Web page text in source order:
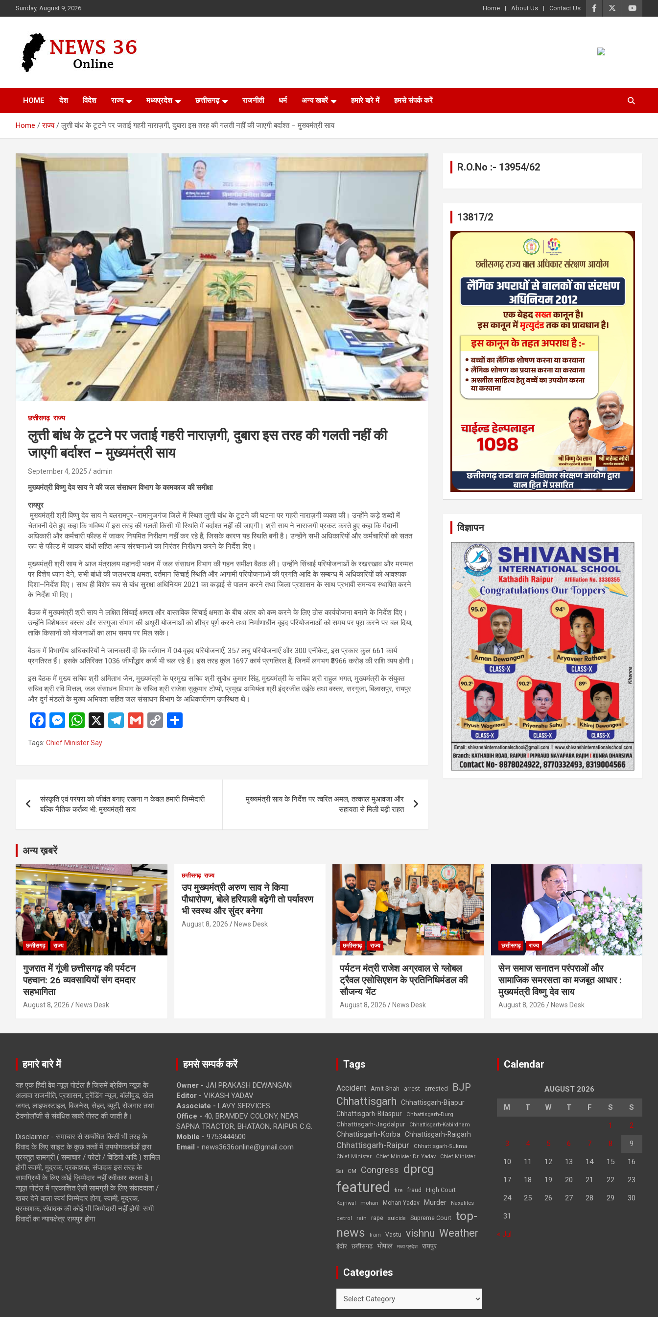
to
Sunday, August 9, 2026 Home About Us Contact Us
News 36
HOME देश विदेश राज्य मध्यप्रदेश छत्तीसगढ़ राजनीती धर्म अन्य खबरें हमारे बारे में हमसे संपर्क करें
Home राज्य लुत्ती बांध के टूटने पर जताई गहरी नाराज़गी, दुबारा इस तरह की गलती नहीं की जाएगी बर्दाश्त – मुख्यमंत्री साय
छत्तीसगढ़ राज्य
लुत्ती बांध के टूटने पर जताई गहरी नाराज़गी, दुबारा इस तरह की गलती नहीं की
जाएगी बर्दाश्त – मुख्यमंत्री साय
September 4, 2025 admin
मुख्यमंत्री विष्णु देव साय ने की जल संसाधन विभाग के कामकाज की समीक्षा
रायपुर
मुख्यमंत्री श्री विष्णु देव साय ने बलरामपुर–रामानुजगंज जिले में स्थित लुत्ती बांध के टूटने की घटना पर गहरी नाराज़गी व्यक्त की। उन्होंने कड़े शब्दों में
चेतावनी देते हुए कहा कि भविष्य में इस तरह की गलती किसी भी स्थिति में बर्दाश्त नहीं की जाएगी। श्री साय ने नाराजगी प्रकट करते हुए कहा कि मैदानी
अधिकारी और कर्मचारी फील्ड में जाकर नियमित निरीक्षण नहीं कर रहे हैं, जिसके कारण यह स्थिति बनी है। उन्होंने सभी अधिकारियों और कर्मचारियों को सतत
रूप से फील्ड में जाकर बांधों सहित अन्य संरचनाओं का निरंतर निरीक्षण करने के निर्देश दिए।
मुख्यमंत्री श्री साय ने आज मंत्रालय महानदी भवन में जल संसाधन विभाग की गहन समीक्षा बैठक ली। उन्होंने सिंचाई परियोजनाओं के रखरखाव और मरम्मत
पर विशेष ध्यान देने, सभी बांधों की जलभराव क्षमता, वर्तमान सिंचाई स्थिति और आगामी परियोजनाओं की प्रगति आदि के सम्बन्ध में अधिकारियों को आवश्यक
दिशा–निर्देश दिए। साथ ही विशेष रूप से बांध सुरक्षा अधिनियम 2021 का कड़ाई से पालन करने तथा जिला प्रशासन के साथ प्रभावी समन्वय स्थापित करने
के निर्देश भी दिए।
बैठक में मुख्यमंत्री श्री साय ने लक्षित सिंचाई क्षमता और वास्तविक सिंचाई क्षमता के बीच अंतर को कम करने के लिए ठोस कार्ययोजना बनाने के निर्देश दिए।
उन्होंने विशेषकर बस्तर और सरगुजा संभाग की अधूरी योजनाओं को शीघ्र पूर्ण करने तथा निर्माणाधीन वृहद परियोजनाओं को समय पर पूरा करने पर बल दिया,
ताकि किसानों को योजनाओं का लाभ समय पर मिल सके।
बैठक में विभागीय अधिकारियों ने जानकारी दी कि वर्तमान में 04 वृहद परियोजनाएँ, 357 लघु परियोजनाएँ और 300 एनीकेट, इस प्रकार कुल 661 कार्य
प्रगतिरत हैं। इसके अतिरिक्त 1036 जीर्णोद्धार कार्य भी चल रहे हैं। इस तरह कुल 1697 कार्य प्रगतिरत हैं, जिनमें लगभग ₹8966 करोड़ की राशि व्यय होगी।
इस बैठक में मुख्य सचिव श्री अमिताभ जैन, मुख्यमंत्री के प्रमुख सचिव श्री सुबोध कुमार सिंह, मुख्यमंत्री के सचिव श्री राहुल भगत, मुख्यमंत्री के संयुक्त
सचिव श्री रवि मित्तल, जल संसाधन विभाग के सचिव श्री राजेश सुकुमार टोप्पो, प्रमुख अभियंता श्री इंद्रजीत उईके तथा बस्तर, सरगुजा, बिलासपुर, रायपुर
और दुर्ग मंडलों के मुख्य अभियंता सहित जल संसाधन विभाग के अधिकारीगण उपस्थित थे।
F
a
ce
b
o
k
M
es
se
n
er
W
h
at
s
p
p
X
T
gr
m
G
C
Li
k
e
Tags: Chief Minister Say
navigation
संस्कृति एवं परंपरा को जीवंत बनाए रखना न केवल हमारी जिम्मेदारी
बल्कि नैतिक कर्तव्य भी: मुख्यमंत्री साय
मुख्यमंत्री साय के निर्देश पर त्वरित अमल, तत्काल मुआवजा और
सहायता से मिली बड़ी राहत
R.O.No :- 13954/62
13817/2
विज्ञापन
अन्य ख़बरें
छत्तीसगढ़ राज्य
गुजरात में गूंजी छत्तीसगढ़ की पर्यटन
पहचान: 26 व्यवसायियों संग दमदार
सहभागिता
August 8, 2026 News Desk
छत्तीसगढ़ राज्य
उप मुख्यमंत्री अरुण साव ने किया
पौधारोपण, बोले हरियाली बढ़ेगी तो पर्यावरण
भी स्वस्थ और सुंदर बनेगा
August 8, 2026 News Desk
छत्तीसगढ़ राज्य
पर्यटन मंत्री राजेश अग्रवाल से ग्लोबल
ट्रैवल एसोसिएशन के प्रतिनिधिमंडल की
सौजन्य भेंट
August 8, 2026 News Desk
छत्तीसगढ़ राज्य
सेन समाज सनातन परंपराओं और
सामाजिक समरसता का मजबूत आधार :
मुख्यमंत्री विष्णु देव साय
August 8, 2026 News Desk
हमारे बारे में
यह एक हिंदी वेब न्यूज़ पोर्टल है जिसमें ब्रेकिंग न्यूज़ के
अलावा राजनीति, प्रशासन, ट्रेंडिंग न्यूज, बॉलीवुड, खेल
जगत, लाइफस्टाइल, बिजनेस, सेहत, ब्यूटी, रोजगार तथा
टेक्नोलॉजी से संबंधित खबरें पोस्ट की जाती है।
Disclaimer - समाचार से सम्बंधित किसी भी तरह के
विवाद के लिए साइट के कुछ तत्वों में उपयोगकर्ताओं द्वारा
प्रस्तुत सामग्री ( समाचार / फोटो / विडियो आदि ) शामिल
होगी स्वामी, मुद्रक, प्रकाशक, संपादक इस तरह के
सामग्रियों के लिए कोई ज़िम्मेदार नहीं स्वीकार करता है।
न्यूज़ पोर्टल में प्रकाशित ऐसी सामग्री के लिए संवाददाता /
खबर देने वाला स्वयं जिम्मेदार होगा, स्वामी, मुद्रक,
प्रकाशक, संपादक की कोई भी जिम्मेदारी नहीं होगी. सभी
विवादों का न्यायक्षेत्र रायपुर होगा
हमसे सम्पर्क करें
Owner - JAI PRAKASH DEWANGAN
Editor - VIKASH YADAV
Associate - LAVY SERVICES
Office - 40, BRAMDEV COLONY, NEAR
SAPNA TRACTOR, BHATAON, RAIPUR C.G.
Mobile - 9753444500
Email - news3636online@gmail.com
Tags
Accident Amit Shah arrest arrested BJP
Chhattisgarh
Chhattisgarh-Bijapur
Chhattisgarh-Bilaspur
Chhattisgarh-Durg
Chhattisgarh-Jagdalpur Chhattisgarh-Kabirdham
Chhattisgarh-Korba Chhattisgarh-Raigarh
Chhattisgarh-Raipur
Chhattisgarh-Sukma
Chief Minister
Chief Minister Dr. Yadav Chief Minister
Sai CM Congress dprcg
featured fire fraud High Court
Kejriwal mohan Mohan Yadav Murder Naxalites
petrol rain rape suicide Supreme Court top-
news
train Vastu vishnu Weather
इंदौर छत्तीसगढ़ भोपाल मध्य प्रदेश रायपुर
Categories
Calendar
AUGUST 2026
M T W T F S S
1 2
3 4 5 6 7 8 9
10 11 12 13 14 15 16
17 18 19 20 21 22 23
24 25 26 27 28 29 30
31
« Jul